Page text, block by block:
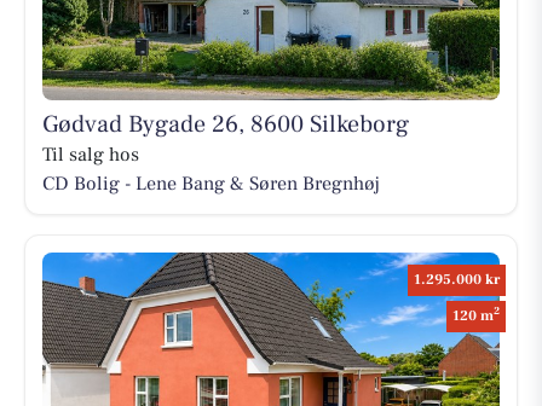
Gødvad Bygade 26, 8600 Silkeborg
Til salg hos
CD Bolig - Lene Bang & Søren Bregnhøj
1.295.000 kr
120 m2